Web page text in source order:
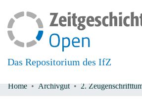
Das Repositorium des IfZ
Home Archivgut 2.